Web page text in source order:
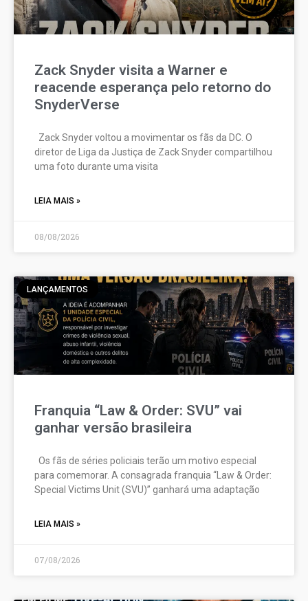
Zack Snyder visita a Warner e
reacende esperança pelo retorno do
SnyderVerse
Zack Snyder voltou a movimentar os fãs da DC. O
diretor de Liga da Justiça de Zack Snyder compartilhou
uma foto durante uma visita
LEIA MAIS »
08/08/2026
LANÇAMENTOS
Franquia “Law & Order: SVU” vai
ganhar versão brasileira
Os fãs de séries policiais terão um motivo especial
para comemorar. A consagrada franquia “Law & Order:
Special Victims Unit (SVU)” ganhará uma adaptação
LEIA MAIS »
07/08/2026